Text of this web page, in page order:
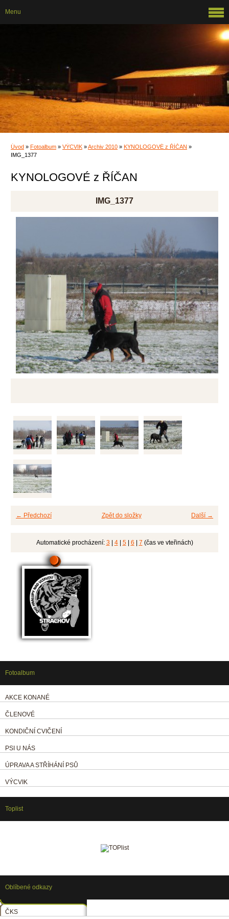
Úvod » Fotoalbum » VÝCVIK »Archiv 2010 » KYNOLOGOVÉ z ŘÍČAN »
IMG_1377
KYNOLOGOVÉ z ŘÍČAN
IMG_1377
← Předchozí Další →
Zpět do složky
Automatické procházení: 3 | 4| 5| 6 | 7 (čas ve vteřinách)
Menu
Fotoalbum
AKCE KONANÉ
ČLENOVÉ
KONDIČNÍ CVIČENÍ
PSI U NÁS
ÚPRAVA A STŘÍHÁNÍ PSŮ
VÝCVIK
Toplist
Oblíbené odkazy
ČKS